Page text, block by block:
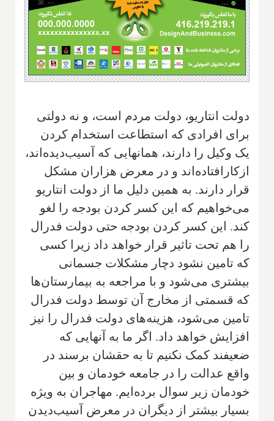
دولت انتاریو، دولت مردم است، و نه دولتی
برای افرادی که استطاعت استخدام کردن
یک وکیل را دارند، همانهایی که آسیب‌دیده‌اند،
ازکارافتاده‌اند و در معرض هزاران مشکل
قرار دارند. به همین دلیل ما از دولت انتاریو
می‌خواهیم که این کسر کردن بودجه را لغو
کند. این کسر کردن بودجه حتی دولت فدرال
را هم تحت تاثیر قرار خواهد داد زیرا کسی
که تامین نشود دچار مشکلات جسمانی
بیشتری می‌شود و با مراجعه به بیمارستان‌ها
که قسمتی از مخارج آن توسط دولت فدرال
تامین می‌شود، هزینه‌های دولت فدرال را نیز
افزایش خواهد داد. اگر ما به آنهایی که
ضعیفند کمک نکنیم تا به حقشان برسند در
واقع عدالت را در جامعه خودمان و بین
خودمان زیر سوال برده‌ایم. مهاجران به ویژه
بسیار بیشتر از دیگران در معرض آسیب‌دیدن